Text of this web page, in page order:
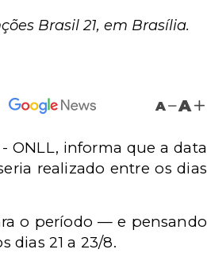
Brasil 21, em Brasília.
A A
ONLL, informa que a data
realizado entre os dias
o período — e pensando
dias 21 a 23/8.